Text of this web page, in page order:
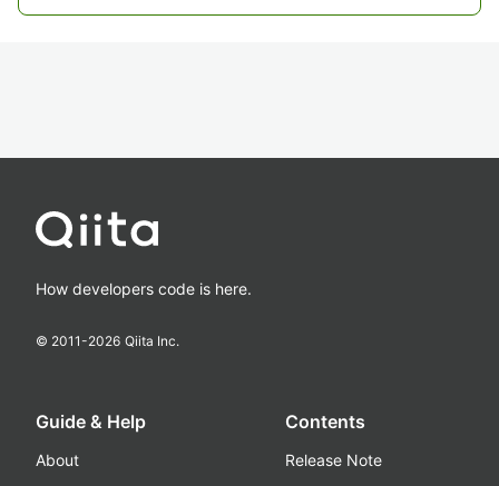
How developers code is here.
© 2011-2026 Qiita Inc.
Guide & Help
About
Contents
Release Note